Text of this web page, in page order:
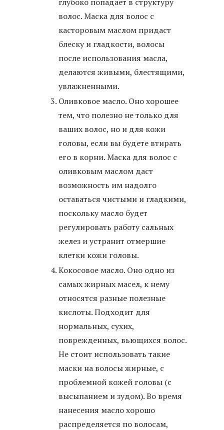
волос. Маска для волос с
касторовым маслом придаст
блеску и гладкости, волосы
после использования масла,
делаются живыми, блестящими,
увлажненными.
Оливковое масло. Оно хорошее
тем, что полезно не только для
ваших волос, но и для кожи
головы, если вы будете втирать
его в корни. Маска для волос с
оливковым маслом даст
возможность им надолго
оставаться чистыми и гладкими,
поскольку масло будет
регулировать работу сальных
желез и устранит отмершие
клетки кожи головы.
Кокосовое масло. Оно одно из
самых жирных масел, к нему
относятся разные полезные
кислоты. Подходит для
нормальных, сухих,
поврежденных, вьющихся волос.
Не стоит использовать такие
маски на волосы жирные, с
проблемной кожей головы (с
высыпанием и зудом). Во время
нанесения масло хорошо
распределяется по волосам,